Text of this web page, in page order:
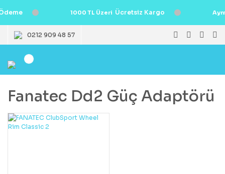
1000 TL Üzeri Ücretsiz Kargo
0212 909 48 57
Fanatec Dd2 Güç Adaptörü